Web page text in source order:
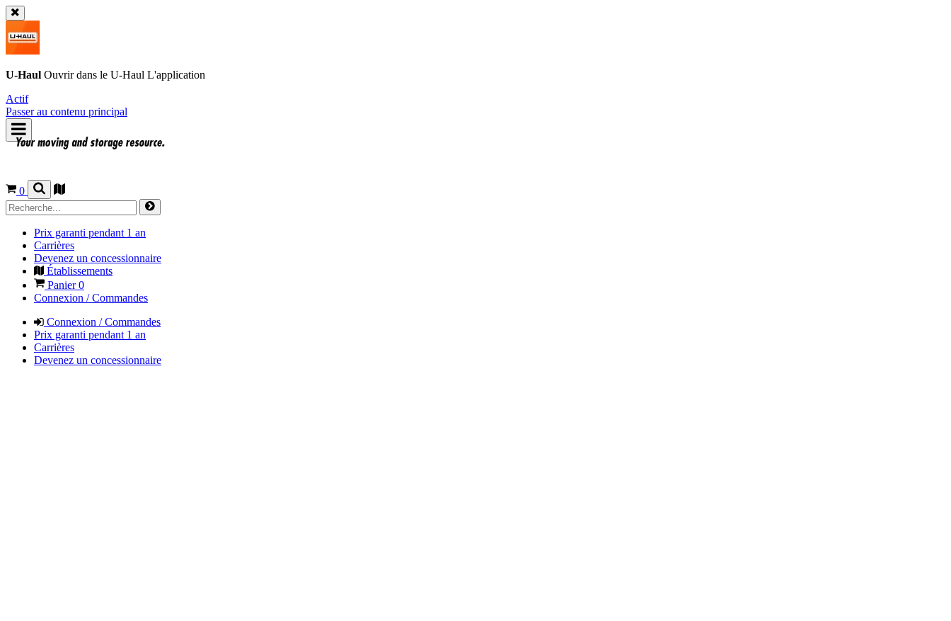
U-Haul Ouvrir dans le U-Haul L'application
Actif
Passer au contenu principal
0
Prix garanti pendant 1 an
Carrières
Devenez un concessionnaire
Établissements
Panier0
Connexion / Commandes
Connexion / Commandes
Prix garanti pendant 1 an
Carrières
Devenez un concessionnaire